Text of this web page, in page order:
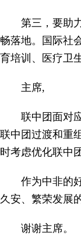
第三，要助
畅落地。国际社
育培训、医疗卫
主席,
联中团面对
联中团过渡和重
时考虑优化联中
作为中非的
久安、繁荣发展
谢谢主席。